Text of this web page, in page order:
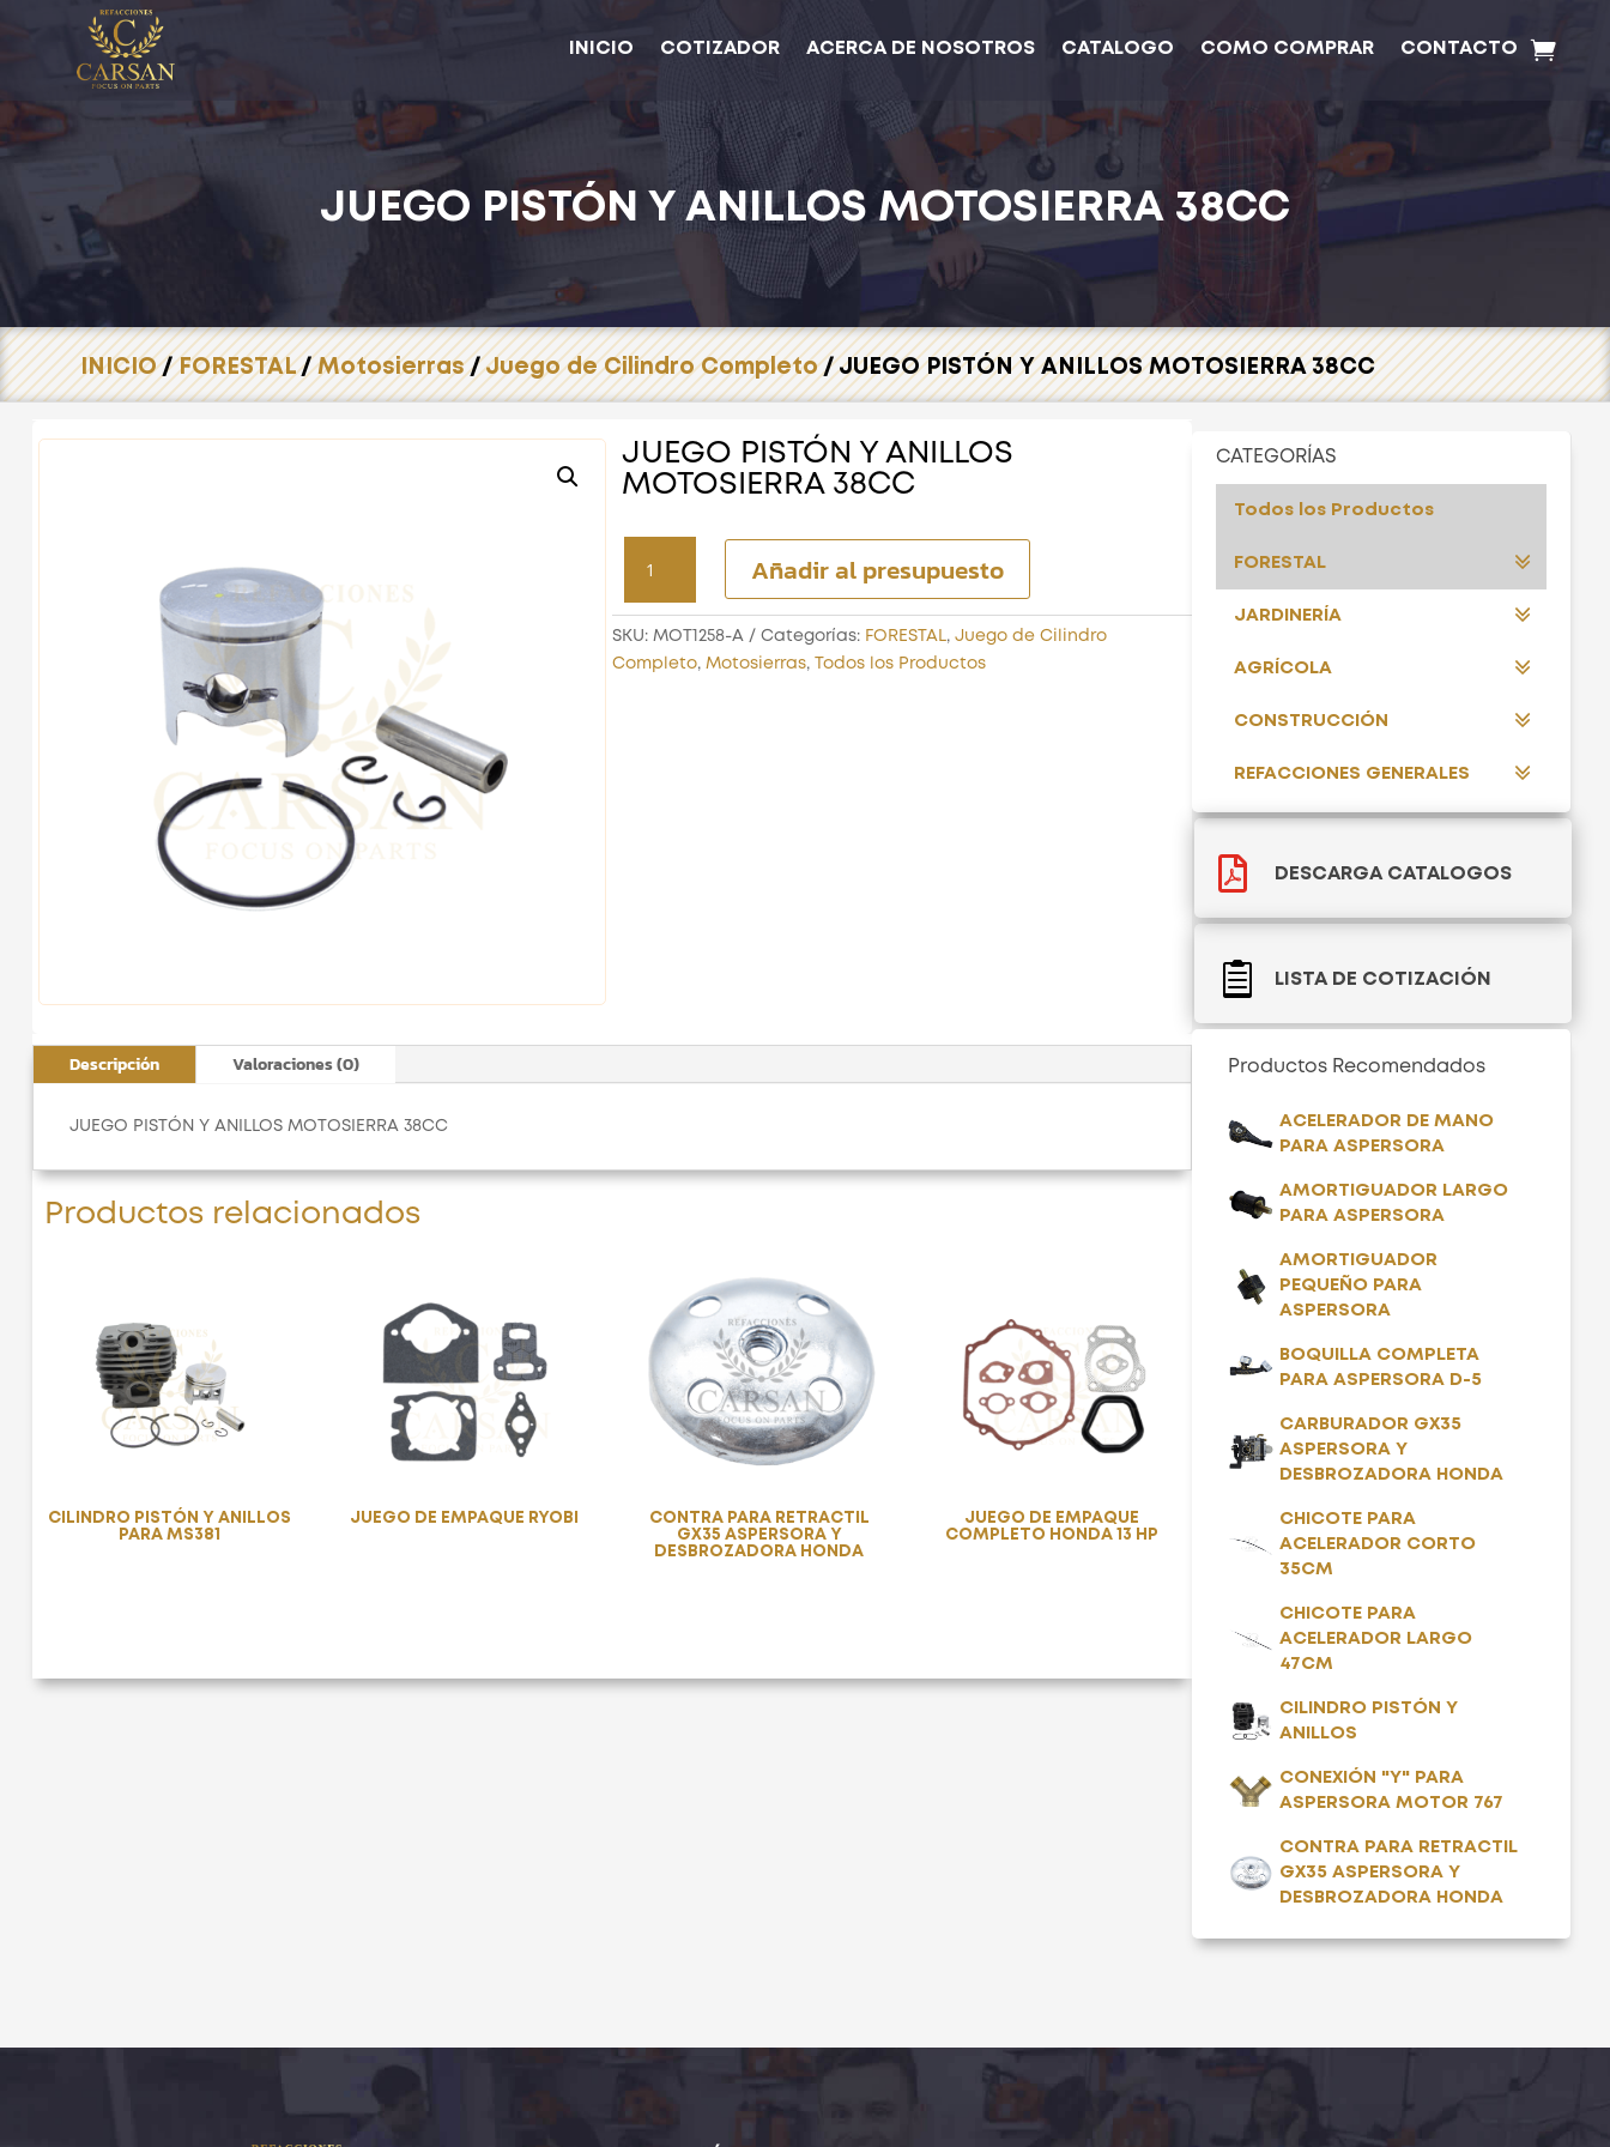
INICIO COTIZADOR ACERCA DE NOSOTROS CATALOGO COMO COMPRAR CONTACTO
JUEGO PISTÓN Y ANILLOS MOTOSIERRA 38CC
INICIO/FORESTAL/Motosierras/Juego de Cilindro Completo/ JUEGO PISTÓN Y ANILLOS MOTOSIERRA 38CC
JUEGO PISTÓN Y ANILLOS
MOTOSIERRA 38CC
PISTÓN
Y
ANILLOS
MOTOSIERRA
Añadir al presupuesto
SKU: MOT1258-A Categorías: FORESTAL, Juego de Cilindro
Completo, Motosierras, Todos los Productos
Descripción Valoraciones (0)
JUEGO PISTÓN Y ANILLOS MOTOSIERRA 38CC
Productos relacionados
CILINDRO PISTÓN Y ANILLOS
PARA MS381
JUEGO DE EMPAQUE RYOBI
CONTRA PARA RETRACTIL
GX35 ASPERSORA Y
DESBROZADORA HONDA
JUEGO DE EMPAQUE
COMPLETO HONDA 13 HP
CATEGORÍAS
Todos los Productos
FORESTAL
JARDINERÍA
AGRÍCOLA
CONSTRUCCIÓN
REFACCIONES GENERALES
 DESCARGA CATALOGOS
 LISTA DE COTIZACIÓN
Productos Recomendados
ACELERADOR DE MANO
PARA ASPERSORA
AMORTIGUADOR LARGO
PARA ASPERSORA
AMORTIGUADOR
PEQUEÑO PARA
ASPERSORA
BOQUILLA COMPLETA
PARA ASPERSORA D-5
CARBURADOR GX35
ASPERSORA Y
DESBROZADORA HONDA
CHICOTE PARA
ACELERADOR CORTO
35CM
CHICOTE PARA
ACELERADOR LARGO
47CM
CILINDRO PISTÓN Y
ANILLOS
CONEXIÓN "Y" PARA
ASPERSORA MOTOR 767
CONTRA PARA RETRACTIL
GX35 ASPERSORA Y
DESBROZADORA HONDA